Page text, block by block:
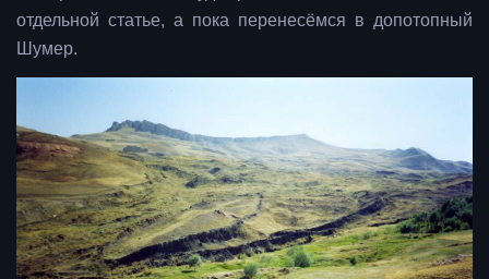
отдельной статье, а пока перенесёмся в допотопный
Шумер.